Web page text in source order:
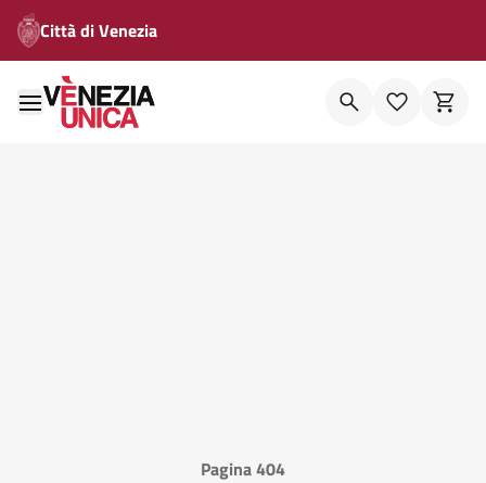
Città di Venezia
Pagina 404